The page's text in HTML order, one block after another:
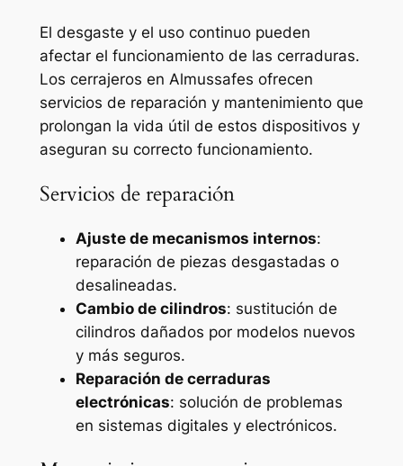
El desgaste y el uso continuo pueden
afectar el funcionamiento de las cerraduras.
Los cerrajeros en Almussafes ofrecen
servicios de reparación y mantenimiento que
prolongan la vida útil de estos dispositivos y
aseguran su correcto funcionamiento.
Servicios de reparación
Ajuste de mecanismos internos:
reparación de piezas desgastadas o
desalineadas.
Cambio de cilindros: sustitución de
cilindros dañados por modelos nuevos
y más seguros.
Reparación de cerraduras
electrónicas: solución de problemas
en sistemas digitales y electrónicos.